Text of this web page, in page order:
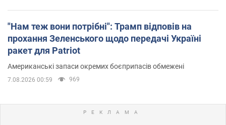
"Нам теж вони потрібні": Трамп відповів на
прохання Зеленського щодо передачі Україні
ракет для Patriot
Американські запаси окремих боєприпасів обмежені
7.08.2026 00:59 969